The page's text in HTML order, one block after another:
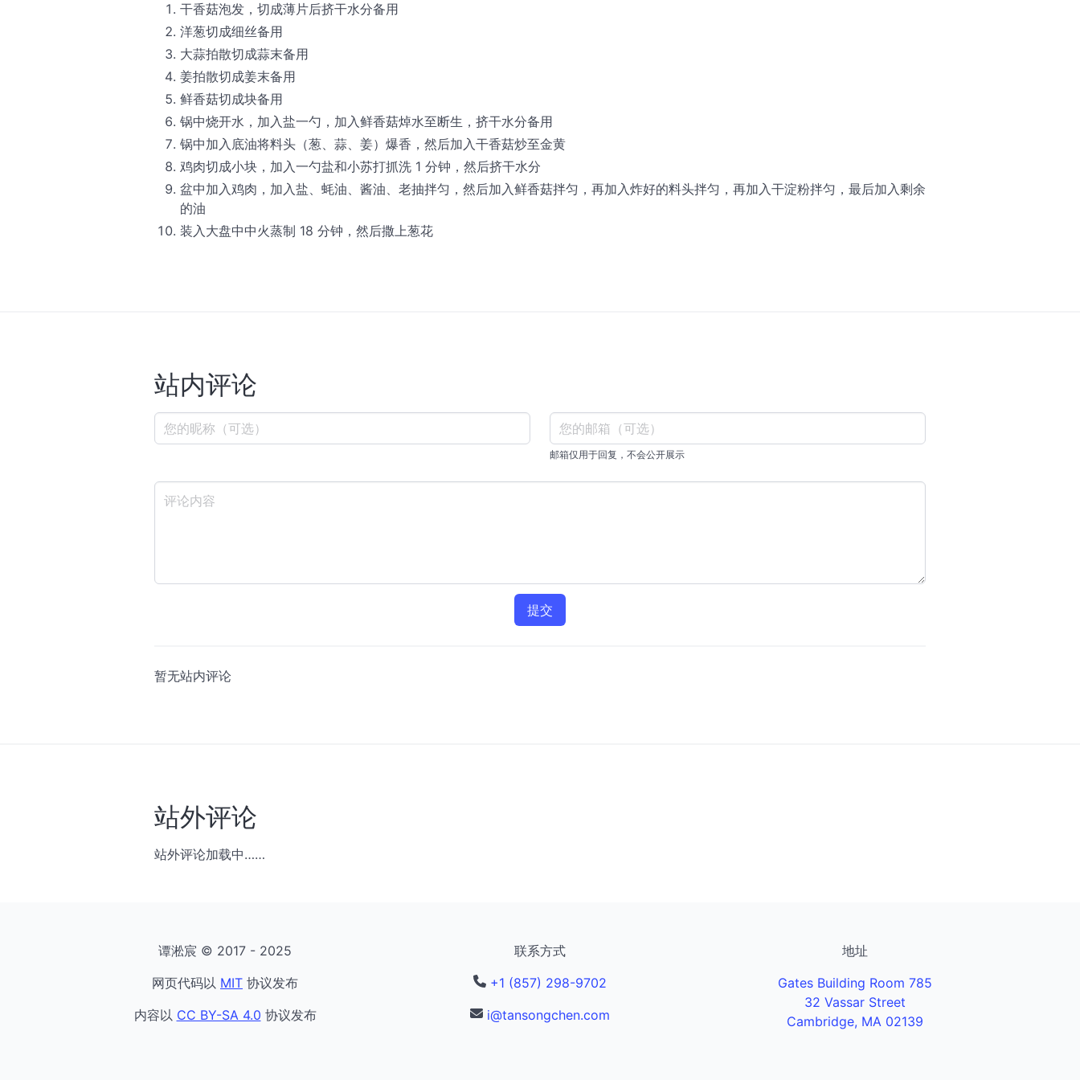
干香菇泡发，切成薄片后挤干水分备用
洋葱切成细丝备用
大蒜拍散切成蒜末备用
姜拍散切成姜末备用
鲜香菇切成块备用
锅中烧开水，加入盐一勺，加入鲜香菇焯水至断生，挤干水分备用
锅中加入底油将料头（葱、蒜、姜）爆香，然后加入干香菇炒至金黄
鸡肉切成小块，加入一勺盐和小苏打抓洗 1 分钟，然后挤干水分
盆中加入鸡肉，加入盐、蚝油、酱油、老抽拌匀，然后加入鲜香菇拌匀，再加入炸好的料头拌匀，再加入干淀粉拌匀，最后加入剩余
的油
装入大盘中中火蒸制 18 分钟，然后撒上葱花
站内评论
邮箱仅用于回复，不会公开展示
提交
暂无站内评论
站外评论
站外评论加载中……
谭淞宸 © 2017 - 2025
网页代码以 MIT 协议发布
内容以 CC BY-SA 4.0 协议发布
联系方式
+1 (857) 298-9702
i@tansongchen.com
地址
Gates Building Room 785
32 Vassar Street
Cambridge, MA 02139